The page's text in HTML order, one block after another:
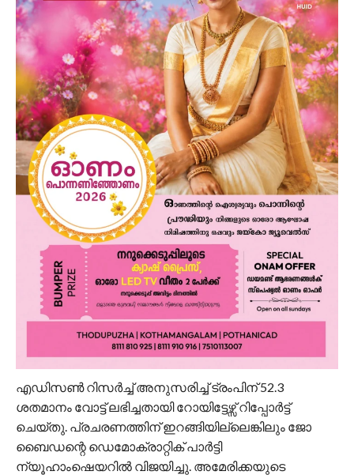
എഡിസൺ റിസർച്ച് അനുസരിച്ച് ട്രംപിന് 52.3
ശതമാനം വോട്ട് ലഭിച്ചതായി റോയിട്ടേഴ്സ് റിപ്പോർട്ട്
ചെയ്തു. പ്രചരണത്തിന് ഇറങ്ങിയില്ലെങ്കിലും ജോ
ബൈഡന്റെ ഡെമോക്രാറ്റിക് പാർട്ടി
ന്യൂഹാംഷെയറിൽ വിജയിച്ചു. അമേരിക്കയുടെ